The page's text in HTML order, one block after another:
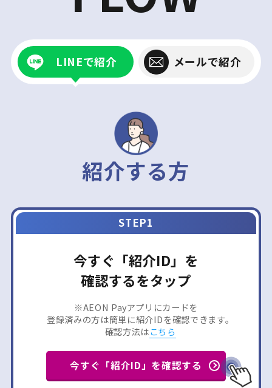
LINEで紹介 メールで紹介
紹介する方
STEP1
今すぐ「紹介ID」を
確認するをタップ
※AEON Payアプリにカードを
登録済みの方は簡単に紹介IDを確認できます。
確認方法はこちら
今すぐ「紹介ID」を確認する